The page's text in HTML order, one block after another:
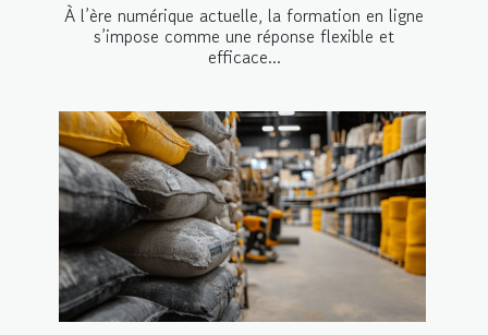
À l’ère numérique actuelle, la formation en ligne
s’impose comme une réponse flexible et
efficace...